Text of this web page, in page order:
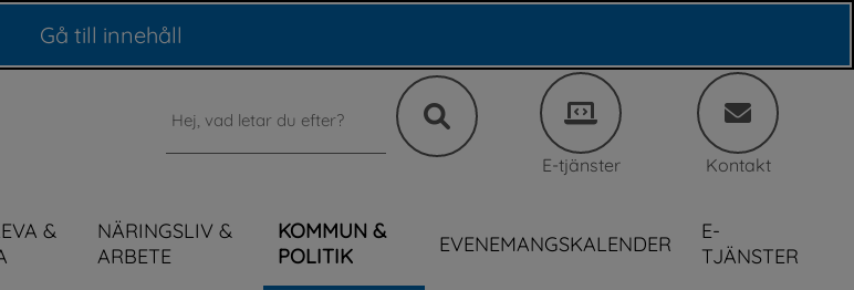
Gå till innehåll
Sök
E-tjänster Kontakt
&
NÄRINGSLIV &
ARBETE
KOMMUN &
POLITIK
EVENEMANGSKALENDER
E-
TJÄNSTER